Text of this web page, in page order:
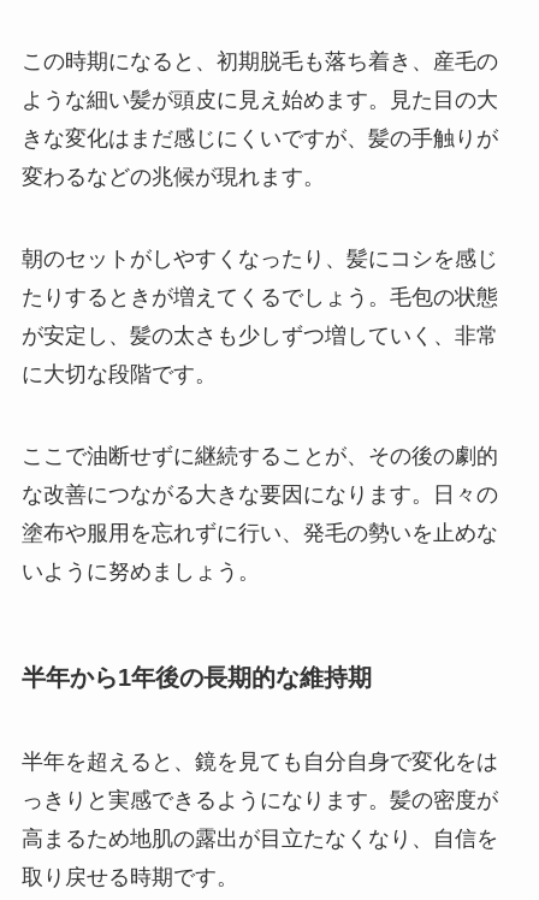
この時期になると、初期脱毛も落ち着き、産毛の
ような細い髪が頭皮に見え始めます。見た目の大
きな変化はまだ感じにくいですが、髪の手触りが
変わるなどの兆候が現れます。
朝のセットがしやすくなったり、髪にコシを感じ
たりするときが増えてくるでしょう。毛包の状態
が安定し、髪の太さも少しずつ増していく、非常
に大切な段階です。
ここで油断せずに継続することが、その後の劇的
な改善につながる大きな要因になります。日々の
塗布や服用を忘れずに行い、発毛の勢いを止めな
いように努めましょう。
半年から1年後の長期的な維持期
半年を超えると、鏡を見ても自分自身で変化をは
っきりと実感できるようになります。髪の密度が
高まるため地肌の露出が目立たなくなり、自信を
取り戻せる時期です。